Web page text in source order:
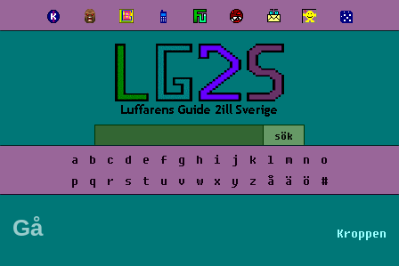
a b c d e f g h i j k l m n
o
p
q r s t u v w x y z å ä ö #
Kroppen
Gå